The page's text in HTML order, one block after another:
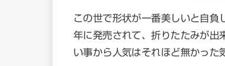
この世で形状が一番美しいと自
年に発売されて、折りたたみが出
い事から人気はそれほど無かった